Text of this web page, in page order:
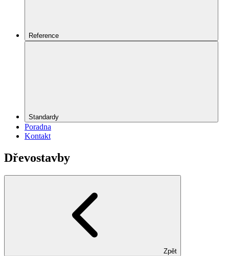
Reference
Standardy
Poradna
Kontakt
Dřevostavby
Zpět